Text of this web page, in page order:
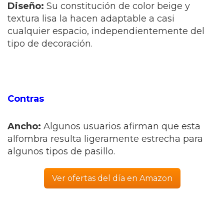
Diseño: Su constitución de color beige y
textura lisa la hacen adaptable a casi
cualquier espacio, independientemente del
tipo de decoración.
Contras
Ancho: Algunos usuarios afirman que esta
alfombra resulta ligeramente estrecha para
algunos tipos de pasillo.
Ver ofertas del día en Amazon